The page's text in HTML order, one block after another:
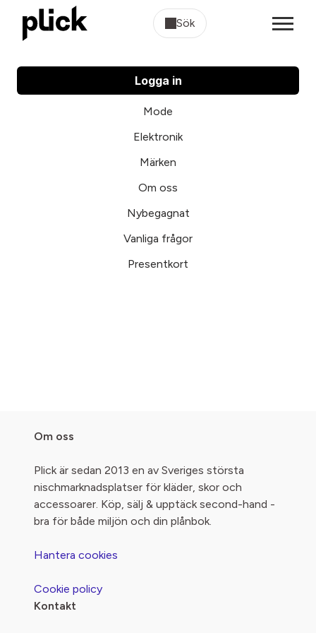
Sök
Logga in
Mode
Elektronik
Märken
Om oss
Nybegagnat
Vanliga frågor
Presentkort
Om oss
Plick är sedan 2013 en av Sveriges största
nischmarknadsplatser för kläder, skor och
accessoarer. Köp, sälj & upptäck second-hand -
bra för både miljön och din plånbok.
Hantera cookies
Cookie policy
Kontakt